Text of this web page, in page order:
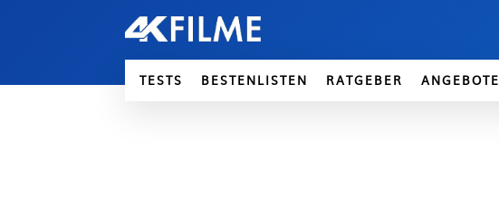
TESTS BESTENLISTEN RATGEBER ANGEBOTE